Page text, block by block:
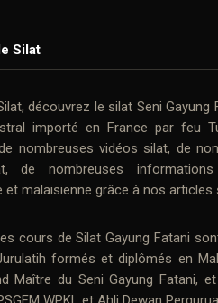
Silat
, découvrez le silat Seni Gayung
importé en France par feu
nombreuses vidéos silat, de
, de nombreuses
et malaisienne grâce à nos articles
cours deSilat Gayung Fatani
formés et diplômés en
Maître du Seni Gayung Fatani,